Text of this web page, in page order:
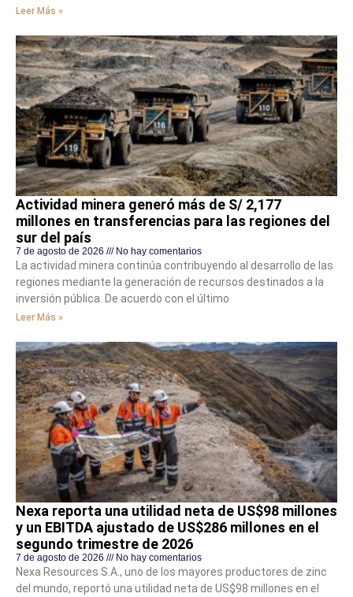
Leer Más »
Actividad minera generó más de S/ 2,177
millones en transferencias para las regiones del
sur del país
7 de agosto de 2026 No hay comentarios
La actividad minera continúa contribuyendo al desarrollo de las
regiones mediante la generación de recursos destinados a la
inversión pública. De acuerdo con el último
Leer Más »
Nexa reporta una utilidad neta de US$98 millones
y un EBITDA ajustado de US$286 millones en el
segundo trimestre de 2026
7 de agosto de 2026 No hay comentarios
Nexa Resources S.A., uno de los mayores productores de zinc
del mundo, reportó una utilidad neta de US$98 millones en el